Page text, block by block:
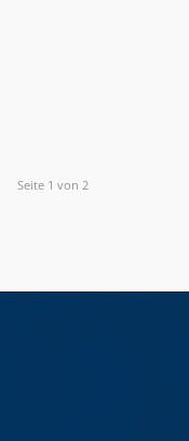
Seite 1 von 2